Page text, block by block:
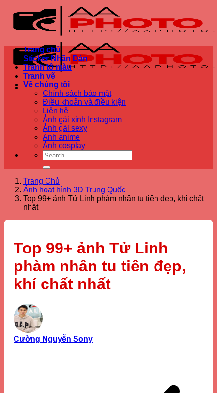
qua
Trang chủ
Sticker Nhãn Dán
Tranh tô màu
Tranh vẽ
Về chúng tôi
Chính sách bảo mật
Điều khoản và điều kiện
Liên hệ
Ảnh gái xinh Instagram
Ảnh gái sexy
Ảnh anime
Ảnh cosplay
Trang Chủ
Ảnh hoạt hình 3D Trung Quốc
Top 99+ ảnh Tử Linh phàm nhân tu tiên đẹp, khí chất
nhất
Top 99+ ảnh Tử Linh
phàm nhân tu tiên đẹp,
khí chất nhất
Cường Nguyễn Sony